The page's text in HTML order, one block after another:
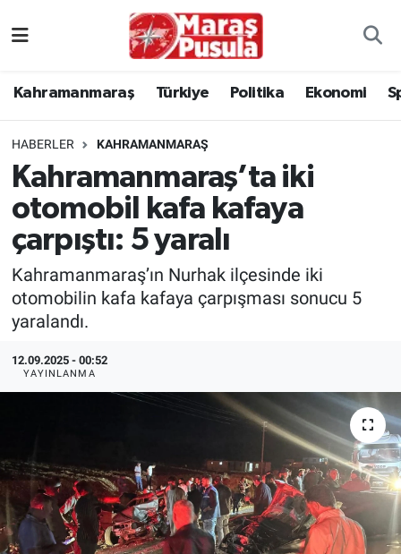
Kahramanmaraş Türkiye Politika Ekonomi
HABERLER KAHRAMANMARAŞ
Kahramanmaraş’ta iki
otomobil kafa kafaya
çarpıştı: 5 yaralı
Kahramanmaraş’ın Nurhak ilçesinde iki
otomobilin kafa kafaya çarpışması sonucu 5
yaralandı.
12.09.2025 - 00:52
YAYINLANMA
Politika
Ekonomi
Spor
Sağlık
Dünya
İlçeler
İstanbul Trafik Yoğunluk Haritası
Süper Lig Puan Durumu ve Fikstür
Tüm Manşetler
Haber Arşivi